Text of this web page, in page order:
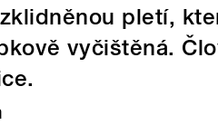
pletí,
vyčištěná.